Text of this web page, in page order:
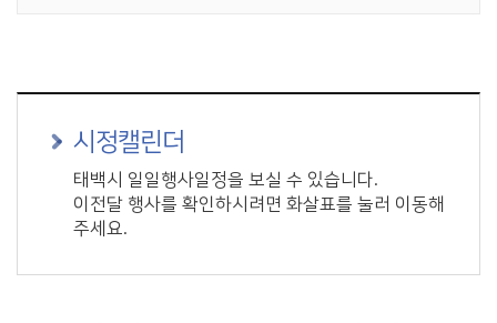
시정캘린더
태백시 일일행사일정을 보실 수 있습니다.
이전달 행사를 확인하시려면 화살표를 눌러 이동해
주세요.